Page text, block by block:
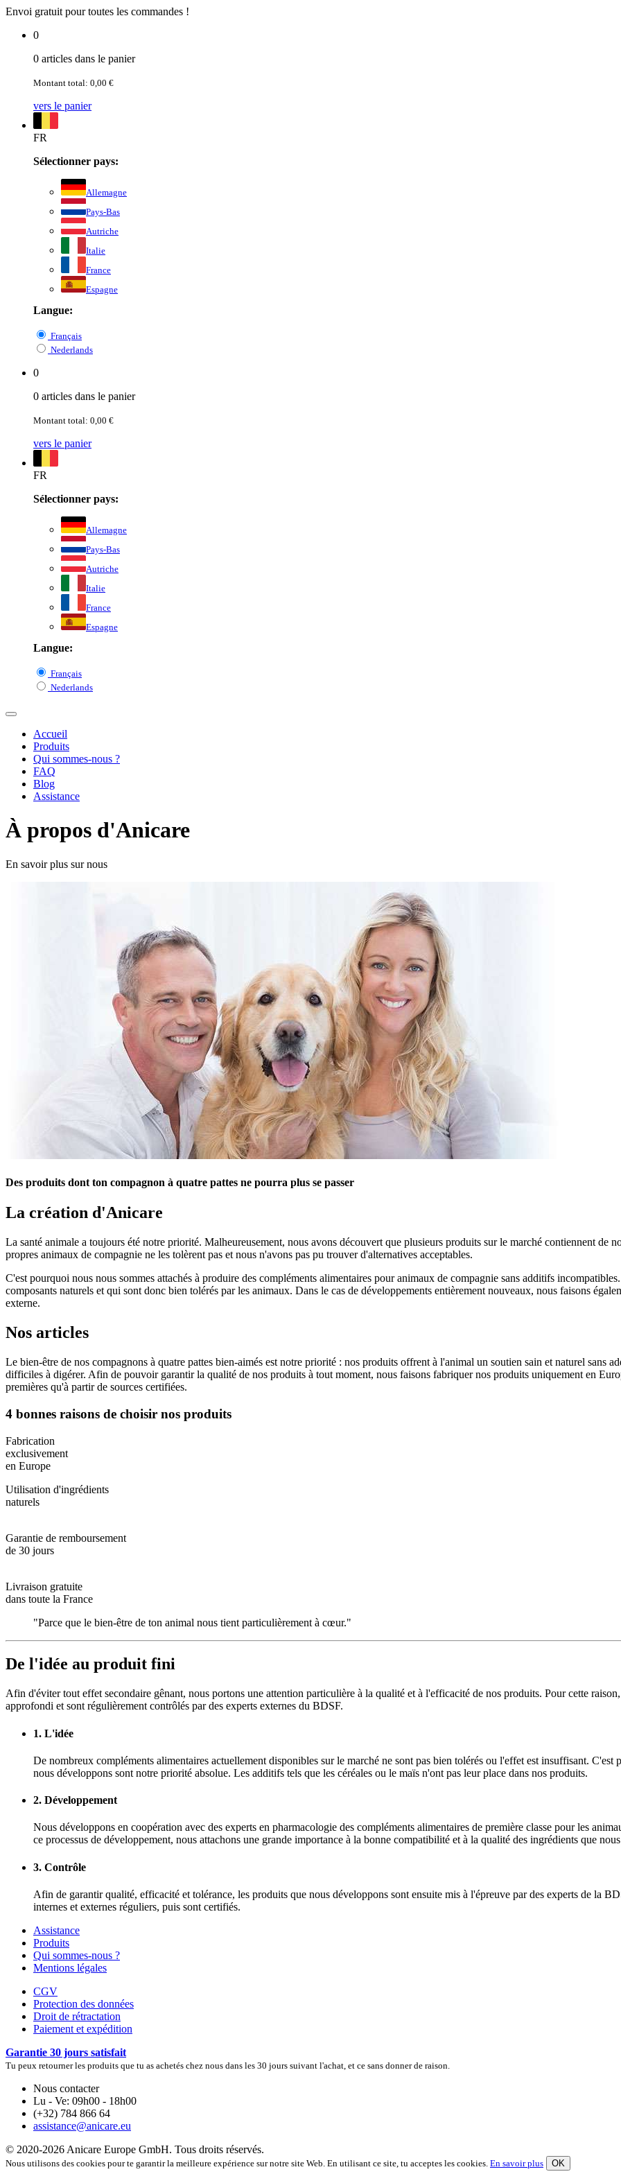
Envoi gratuit pour toutes les commandes !
0
0 articles dans le panier
Montant total: 0,00 €
vers le panier
FR
Sélectionner pays:
Allemagne
Pays-Bas
Autriche
Italie
France
Espagne
Langue:
Français
Nederlands
0
0 articles dans le panier
Montant total: 0,00 €
vers le panier
FR
Sélectionner pays:
Allemagne
Pays-Bas
Autriche
Italie
France
Espagne
Langue:
Français
Nederlands
Accueil
Produits
Qui sommes-nous ?
FAQ
Blog
Assistance
À propos d'Anicare
En savoir plus sur nous
Des produits dont ton compagnon à quatre pattes ne pourra plus se passer
La création d'Anicare
La santé animale a toujours été notre priorité. Malheureusement, nous avons découvert que plusieurs produits sur le marché contiennent de
propres animaux de compagnie ne les tolèrent pas et nous n'avons pas pu trouver d'alternatives acceptables.
C'est pourquoi nous nous sommes attachés à produire des compléments alimentaires pour animaux de compagnie sans additifs
composants naturels et qui sont donc bien tolérés par les animaux. Dans le cas de développements entièrement nouveaux, nous faisons
externe.
Nos articles
Le bien-être de nos compagnons à quatre pattes bien-aimés est notre priorité : nos produits offrent à l'animal un soutien sain et naturel sans
difficiles à digérer. Afin de pouvoir garantir la qualité de nos produits à tout moment, nous faisons fabriquer nos produits uniquement en
premières qu'à partir de sources certifiées.
4 bonnes raisons de choisir nos produits
Fabrication
exclusivement
en Europe
Utilisation d'ingrédients
naturels
Garantie de remboursement
de 30 jours
Livraison gratuite
dans toute la France
"Parce que le bien-être de ton animal nous tient particulièrement à cœur."
De l'idée au produit fini
Afin d'éviter tout effet secondaire gênant, nous portons une attention particulière à la qualité et à l'efficacité de nos produits. Pour cette
approfondi et sont régulièrement contrôlés par des experts externes du BDSF.
1. L'idée
De nombreux compléments alimentaires actuellement disponibles sur le marché ne sont pas bien tolérés ou l'effet est insuffisant.
nous développons sont notre priorité absolue. Les additifs tels que les céréales ou le maïs n'ont pas leur place dans nos produits.
2. Développement
Nous développons en coopération avec des experts en pharmacologie des compléments alimentaires de première classe pour les
ce processus de développement, nous attachons une grande importance à la bonne compatibilité et à la qualité des ingrédients que
3. Contrôle
Afin de garantir qualité, efficacité et tolérance, les produits que nous développons sont ensuite mis à l'épreuve par des experts de la
internes et externes réguliers, puis sont certifiés.
Assistance
Produits
Qui sommes-nous ?
Mentions légales
CGV
Protection des données
Droit de rétractation
Paiement et expédition
Garantie 30 jours satisfait
Tu peux retourner les produits que tu as achetés chez nous dans les 30 jours suivant l'achat, et ce sans donner de raison.
Nous contacter
Lu - Ve: 09h00 - 18h00
(+32) 784 866 64
assistance@anicare.eu
© 2020-2026 Anicare Europe GmbH. Tous droits réservés.
Nous utilisons des cookies pour te garantir la meilleure expérience sur notre site Web. En utilisant ce site, tu acceptes les cookies. En savoir plus OK